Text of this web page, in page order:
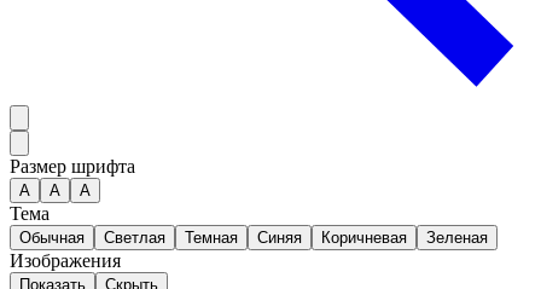
Размер шрифта
А A A
Тема
Обычная Светлая Темная Синяя Коричневая Зеленая
Изображения
Показать Скрыть